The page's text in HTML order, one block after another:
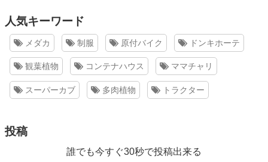
人気キーワード
メダカ 制服 原付バイク ドンキホーテ
観葉植物 コンテナハウス ママチャリ
スーパーカブ 多肉植物 トラクター
投稿
誰でも今すぐ30秒で投稿出来る